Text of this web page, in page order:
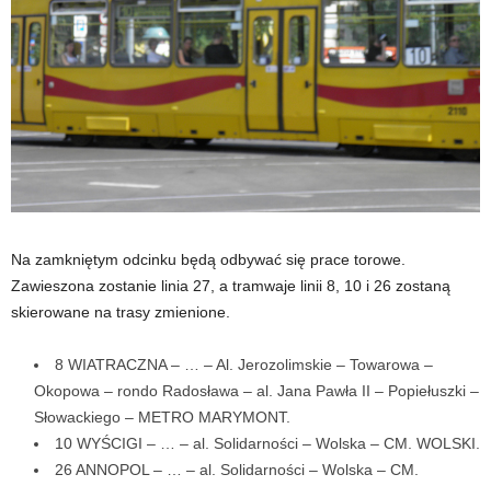
Na zamkniętym odcinku będą odbywać się prace torowe.
Zawieszona zostanie linia 27, a tramwaje linii 8, 10 i 26 zostaną
skierowane na trasy zmienione.
8 WIATRACZNA – … – Al. Jerozolimskie – Towarowa –
Okopowa – rondo Radosława – al. Jana Pawła II – Popiełuszki –
Słowackiego – METRO MARYMONT.
10 WYŚCIGI – … – al. Solidarności – Wolska – CM. WOLSKI.
26 ANNOPOL – … – al. Solidarności – Wolska – CM.